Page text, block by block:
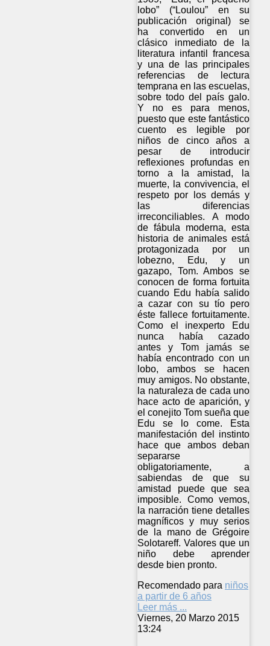
lobo” (“Loulou” en su
publicación original) se
ha convertido en un
clásico inmediato de la
literatura infantil francesa
y una de las principales
referencias de lectura
temprana en las escuelas,
sobre todo del país galo.
Y no es para menos,
puesto que este fantástico
cuento es legible por
niños de cinco años a
pesar de introducir
reflexiones profundas en
torno a la amistad, la
muerte, la convivencia, el
respeto por los demás y
las diferencias
irreconciliables. A modo
de fábula moderna, esta
historia de animales está
protagonizada por un
lobezno, Edu, y un
gazapo, Tom. Ambos se
conocen de forma fortuita
cuando Edu había salido
a cazar con su tío pero
éste fallece fortuitamente.
Como el inexperto Edu
nunca había cazado
antes y Tom jamás se
había encontrado con un
lobo, ambos se hacen
muy amigos. No obstante,
la naturaleza de cada uno
hace acto de aparición, y
el conejito Tom sueña que
Edu se lo come. Esta
manifestación del instinto
hace que ambos deban
separarse
obligatoriamente, a
sabiendas de que su
amistad puede que sea
imposible. Como vemos,
la narración tiene detalles
magníficos y muy serios
de la mano de Grégoire
Solotareff. Valores que un
niño debe aprender
desde bien pronto.
Recomendado para niños
a partir de 6 años
Leer más ...
Viernes, 20 Marzo 2015
13:24